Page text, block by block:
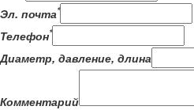
Эл. почта*
Телефон*
Диаметр, давление, длина
Комментарий